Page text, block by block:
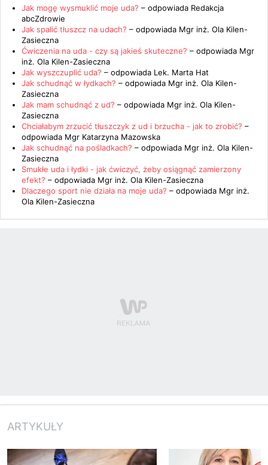
Jak mogę wysmuklić moje uda? – odpowiada Redakcja
abcZdrowie
Jak spalić tłuszcz na udach? – odpowiada Mgr inż. Ola Kilen-
Zasieczna
Ćwiczenia na uda - czy są jakieś skuteczne? – odpowiada Mgr
inż. Ola Kilen-Zasieczna
Jak wyszczuplić uda? – odpowiada Lek. Marta Hat
Jak schudnąć w łydkach? – odpowiada Mgr inż. Ola Kilen-
Zasieczna
Jak mam schudnąć z ud? – odpowiada Mgr inż. Ola Kilen-
Zasieczna
Chciałabym zrzucić tłuszczyk z ud i brzucha - jak to zrobić? –
odpowiada Mgr Katarzyna Mazowska
Jak schudnąć na pośladkach? – odpowiada Mgr inż. Ola Kilen-
Zasieczna
Smukłe uda i łydki - jak ćwiczyć, żeby osiągnąć zamierzony
efekt? – odpowiada Mgr inż. Ola Kilen-Zasieczna
Dlaczego sport nie działa na moje uda? – odpowiada Mgr inż.
Ola Kilen-Zasieczna
ARTYKUŁY